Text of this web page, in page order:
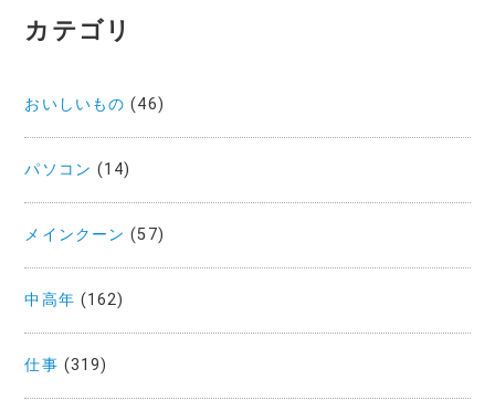
カテゴリ
おいしいもの (46)
パソコン (14)
メインクーン (57)
中高年 (162)
仕事 (319)